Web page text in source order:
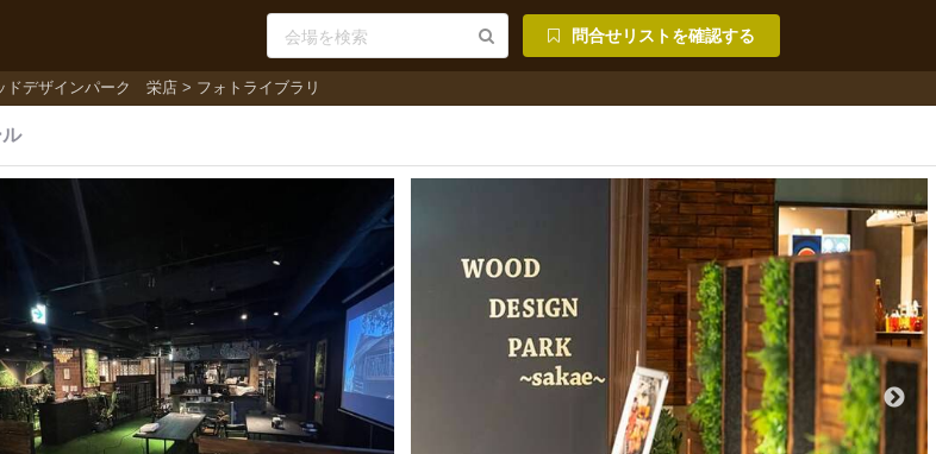
問合せリストを確認する
ドデザインパーク 栄店 フォトライブラリ